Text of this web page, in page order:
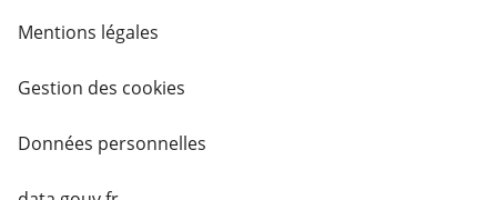
Mentions légales
Gestion des cookies
Données personnelles